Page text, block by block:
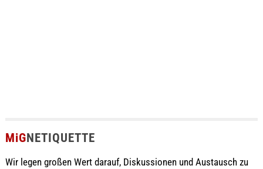
MiGNETIQUETTE
Wir legen großen Wert darauf, Diskussionen und Austausch zu